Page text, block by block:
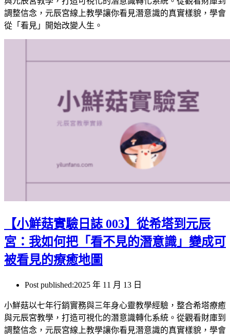
調整信念，元辰宮線上教學讓你看見潛意識的真實樣貌，學會
從「看見」開始改變人生。
【小鮮菇實驗日誌 003】從希塔到元辰
宮：我如何把「看不見的潛意識」變成可
被看見的療癒地圖
Post published:2025 年 11 月 13 日
小鮮菇以七年行銷實務與三年身心靈教學經驗，整合希塔療癒
與元辰宮教學，打造可視化的潛意識轉化系統。從觀看財庫到
調整信念，元辰宮線上教學讓你看見潛意識的真實樣貌，學會